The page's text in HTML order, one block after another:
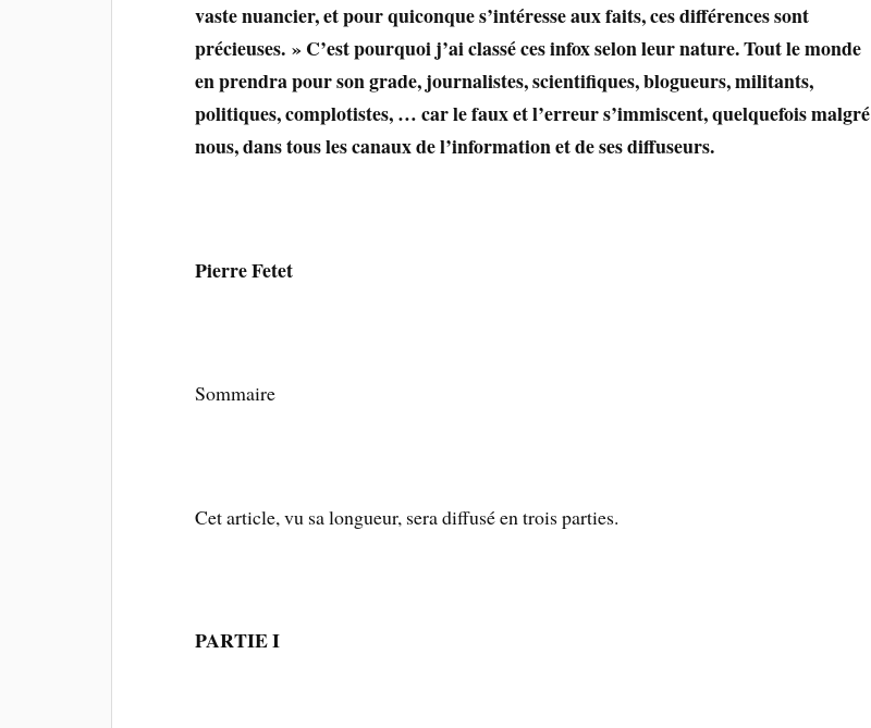
vaste nuancier, et pour quiconque s’intéresse aux faits, ces différences sont
précieuses. » C’est pourquoi j’ai classé ces infox selon leur nature. Tout le monde
en prendra pour son grade, journalistes, scientifiques, blogueurs, militants,
politiques, complotistes, … car le faux et l’erreur s’immiscent, quelquefois malgré
nous, dans tous les canaux de l’information et de ses diffuseurs.
Pierre Fetet
Sommaire
Cet article, vu sa longueur, sera diffusé en trois parties.
PARTIE I